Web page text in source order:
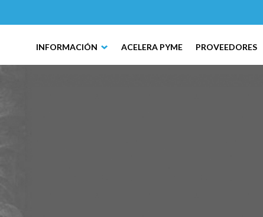
INFORMACIÓN ACELERA PYME PROVEEDORES